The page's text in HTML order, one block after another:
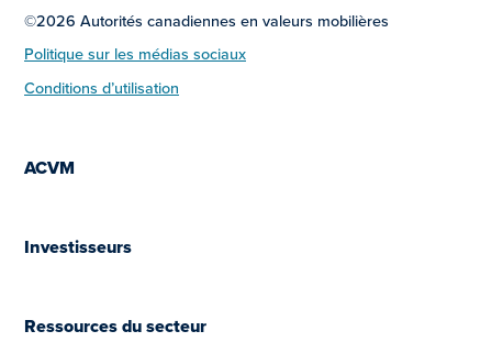
©2026 Autorités canadiennes en valeurs mobilières
Politique sur les médias sociaux
Conditions d’utilisation
ACVM
Investisseurs
Ressources du secteur